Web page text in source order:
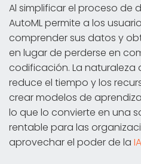
Al simplificar el proceso de
AutoML permite a los
comprender sus datos y
en lugar de perderse en
codificación. La naturaleza
reduce el tiempo y los
crear modelos de
lo que lo convierte en una
rentable para las
aprovechar el poder de la IA